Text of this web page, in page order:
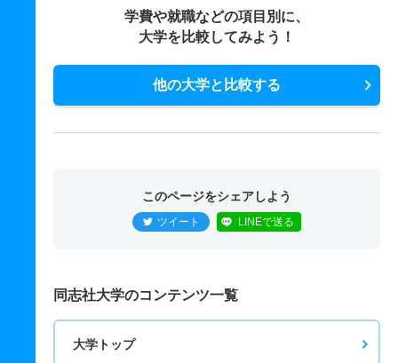
学費や就職などの項目別に、
大学を比較してみよう！
他の大学と比較する
このページをシェアしよう
ツイート LINEで送る
同志社大学のコンテンツ一覧
大学トップ